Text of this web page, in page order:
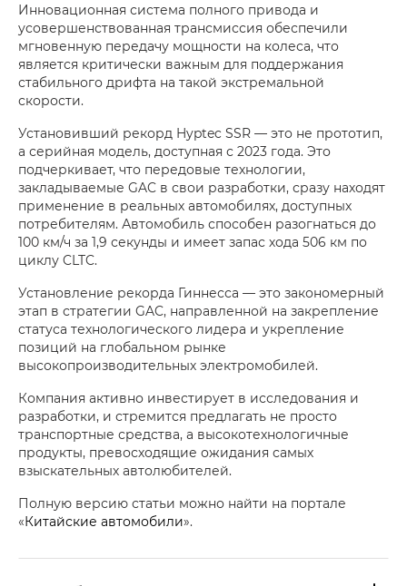
Инновационная система полного привода и
усовершенствованная трансмиссия обеспечили
мгновенную передачу мощности на колеса, что
является критически важным для поддержания
стабильного дрифта на такой экстремальной
скорости.
Установивший рекорд Hyptec SSR — это не прототип,
а серийная модель, доступная с 2023 года. Это
подчеркивает, что передовые технологии,
закладываемые GAC в свои разработки, сразу находят
применение в реальных автомобилях, доступных
потребителям. Автомобиль способен разогнаться до
100 км/ч за 1,9 секунды и имеет запас хода 506 км по
циклу CLTC.
Установление рекорда Гиннесса — это закономерный
этап в стратегии GAC, направленной на закрепление
статуса технологического лидера и укрепление
позиций на глобальном рынке
высокопроизводительных электромобилей.
Компания активно инвестирует в исследования и
разработки, и стремится предлагать не просто
транспортные средства, а высокотехнологичные
продукты, превосходящие ожидания самых
взыскательных автолюбителей.
Полную версию статьи можно найти на портале
«Китайские автомобили».